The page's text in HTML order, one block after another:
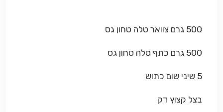
500 גרם צוואר טלה טחון גס
500 גרם כתף טלה טחון גס
5 שיני שום כתוש
בצל קצוץ דק